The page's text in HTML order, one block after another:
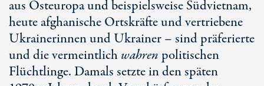
aus Osteuropa und beispielsweise Südvietnam,
heute afghanische Ortskräfte und vertriebene
Ukrainerinnen und Ukrainer – sind präferierte
und die vermeintlichwahren politischen
Flüchtlinge. Damals setzte in den späten